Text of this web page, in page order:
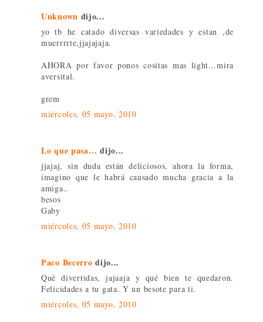
Unknown dijo...
yo tb he catado diversas variedades y estan ,de
muerrrrte,jjajajaja.
AHORA por favor ponos cositas mas light...mira
aversital.
grem
miércoles, 05 mayo, 2010
Lo que pasa… dijo...
jjajaj, sin duda están deliciosos, ahora la forma,
imagino que le habrá causado mucha gracia a la
amiga..
besos
Gaby
miércoles, 05 mayo, 2010
Paco Becerro dijo...
Qué divertidas, jajaaja y qué bien te quedaron.
Felicidades a tu gata. Y un besote para ti.
miércoles, 05 mayo, 2010